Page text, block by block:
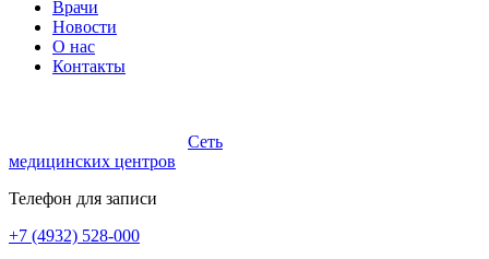
Врачи
Новости
О нас
Контакты
Сеть
медицинских центров
Телефон для записи
+7 (4932) 528-000